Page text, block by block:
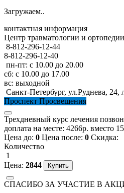
Загружаем..
контактная информация
Центр травматологии и ортопедии
8-812-296-12-44
8-812-296-12-40
пн-пт: с 10.00 до 20.00
сб: с 10.00 до 17.00
вс: выходной
Санкт-Петербург, ул.Руднева, 24,
Проспект Просвещения
Трехдневный курс лечения
доплата на месте: 4266р. вместо
Цена до: 0 Цена после: 0 Скидка:
Количество
1
Цена: 2844
СПАСИБО ЗА УЧАСТИЕ В